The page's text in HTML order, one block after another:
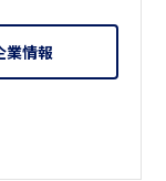
業情報